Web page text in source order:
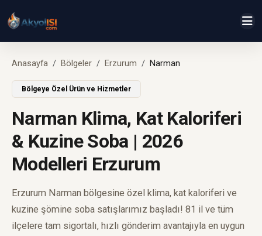
Anasayfa Bölgeler Erzurum Narman
Bölgeye Özel Ürün ve Hizmetler
Narman Klima, Kat Kaloriferi
& Kuzine Soba | 2026
Modelleri Erzurum
Erzurum Narman bölgesine özel klima, kat kaloriferi ve
kuzine şömine soba satışlarımız başladı! 81 il ve tüm
ilçelere tam sigortalı, hızlı gönderim avantajıyla en uygun